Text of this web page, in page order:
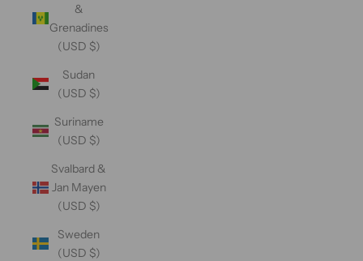
&
Grenadines
(USD $)
Sudan
(USD $)
Suriname
(USD $)
Svalbard &
Jan Mayen
(USD $)
Sweden
(USD $)